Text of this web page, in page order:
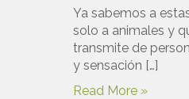
Ya sabemos a
solo a animales y
transmite de
y sensación […]
Read More »